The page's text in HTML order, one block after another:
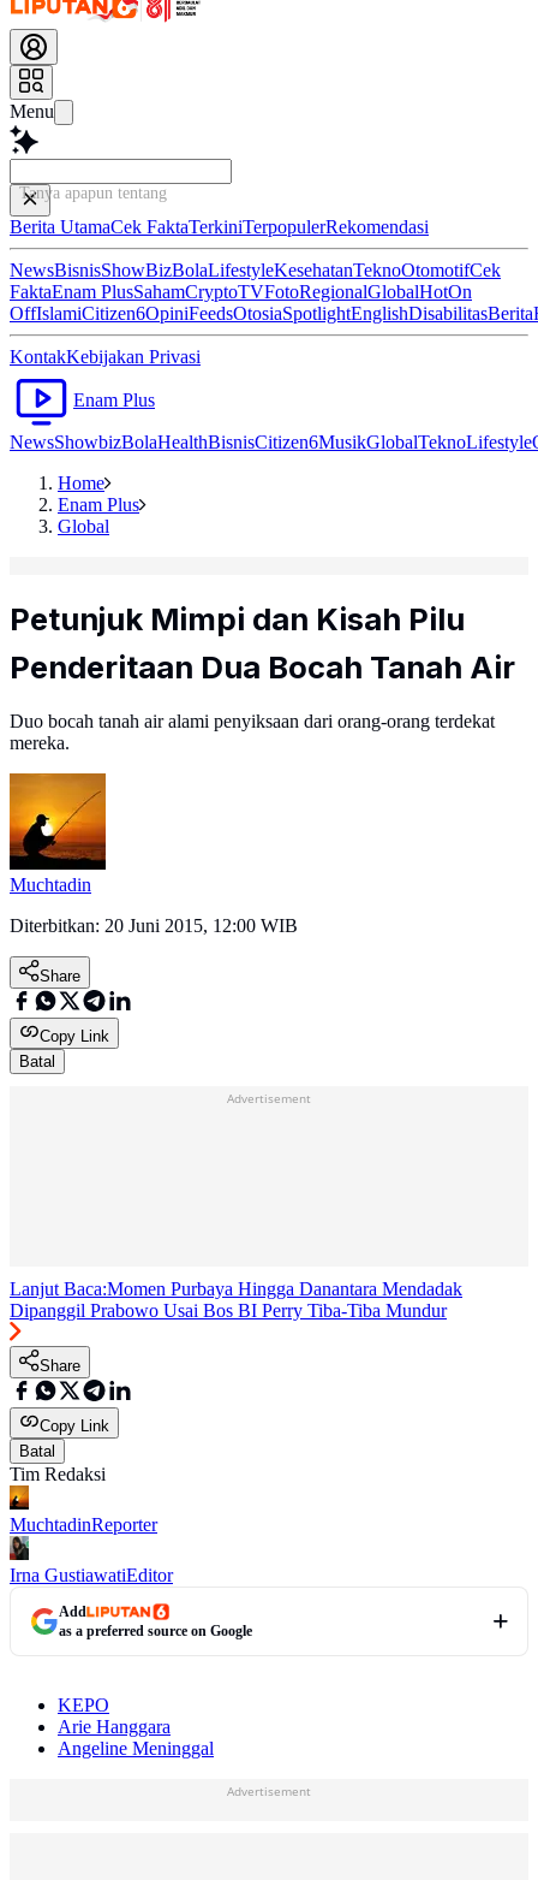
Menu
Tanya apapun tentang ar
Berita UtamaCek FaktaTerkiniTerpopulerRekomendasi
NewsBisnisShowBizBolaLifestyleKesehatanTeknoOtomotifCek
FaktaEnam PlusSahamCryptoTVFotoRegionalGlobalHotOn
OffIslamiCitizen6OpiniFeedsOtosiaSpotlightEnglishDisabilitasBerita
KontakKebijakan Privasi
Enam Plus
NewsShowbizBolaHealthBisnisCitizen6MusikGlobalTeknoLifestyle
Home
Enam Plus
Global
Petunjuk Mimpi dan Kisah Pilu
Penderitaan Dua Bocah Tanah Air
Duo bocah tanah air alami penyiksaan dari orang-orang terdekat
mereka.
Muchtadin
Diterbitkan: 20 Juni 2015, 12:00 WIB
Share
Copy Link
Batal
Advertisement
Lanjut Baca:Momen Purbaya Hingga Danantara Mendadak
Dipanggil Prabowo Usai Bos BI Perry Tiba-Tiba Mundur
Share
Copy Link
Batal
Tim Redaksi
MuchtadinReporter
Irna GustiawatiEditor
Add
as a preferred source on Google
KEPO
Arie Hanggara
Angeline Meninggal
Advertisement